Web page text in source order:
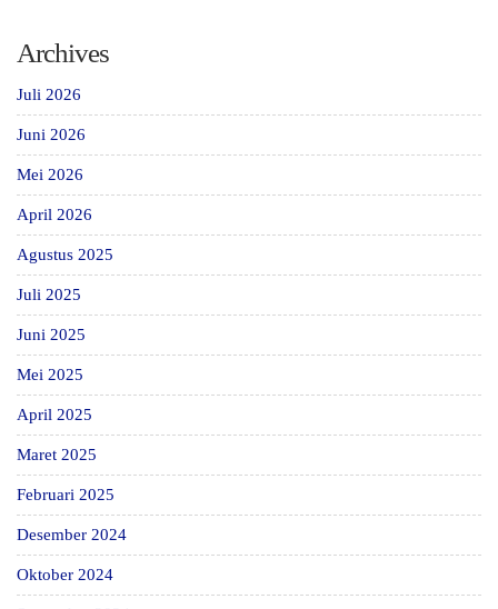
Archives
Juli 2026
Juni 2026
Mei 2026
April 2026
Agustus 2025
Juli 2025
Juni 2025
Mei 2025
April 2025
Maret 2025
Februari 2025
Desember 2024
Oktober 2024